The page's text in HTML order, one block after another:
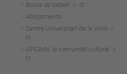
Borsa de treball
Allotjaments
Centre Universitari de la Visió
UPCArts, la comunitat cultural